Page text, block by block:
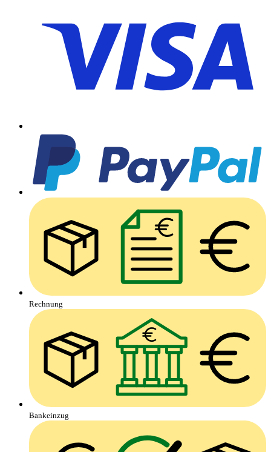
Rechnung
Bankeinzug